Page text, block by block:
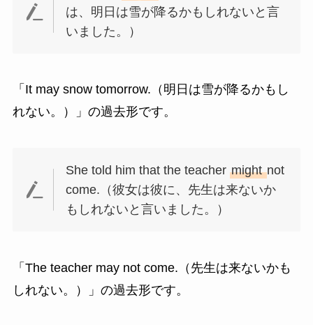
は、明日は雪が降るかもしれないと言
いました。）
「It may snow tomorrow.（明日は雪が降るかもし
れない。）」の過去形です。
She told him that the teachermightnot
come.（彼女は彼に、先生は来ないか
もしれないと言いました。）
「The teacher may not come.（先生は来ないかも
しれない。）」の過去形です。